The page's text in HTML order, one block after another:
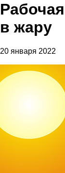
в жару
20 января 2022